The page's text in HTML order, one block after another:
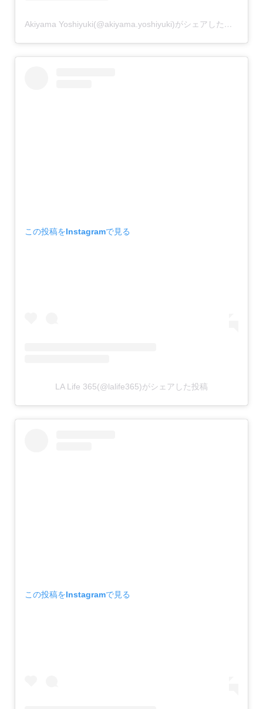
Akiyama Yoshiyuki(@akiyama.yoshiyuki)がシェアした投稿
この投稿をInstagramで見る
LA Life 365(@lalife365)がシェアした投稿
この投稿をInstagramで見る